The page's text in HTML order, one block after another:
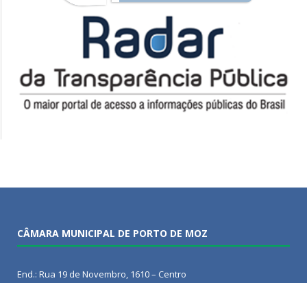
CÂMARA MUNICIPAL DE PORTO DE MOZ
End.: Rua 19 de Novembro, 1610 – Centro